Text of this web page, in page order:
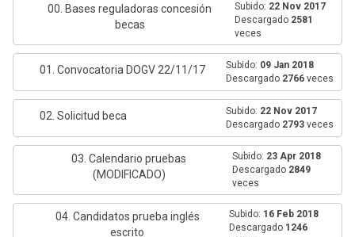
00. Bases reguladoras concesión
becas
Subido: 22 Nov 2017
Descargado 2581
veces
01. Convocatoria DOGV 22/11/17 Subido: 09 Jan 2018
Descargado 2766 veces
02. Solicitud beca Subido: 22 Nov 2017
Descargado 2793 veces
03. Calendario pruebas
(MODIFICADO)
Subido: 23 Apr 2018
Descargado 2849
veces
04. Candidatos prueba inglés
escrito
Subido: 16 Feb 2018
Descargado 1246